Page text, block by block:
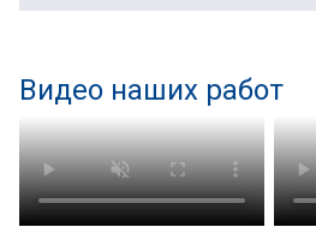
Видео наших работ